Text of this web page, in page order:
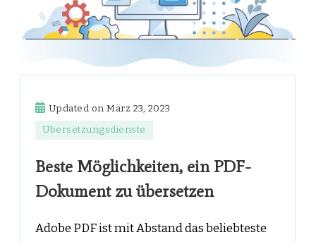
Updated onMärz 23, 2023
Übersetzungsdienste
Beste Möglichkeiten, ein PDF-
Dokument zu übersetzen
Adobe PDF ist mit Abstand das beliebteste